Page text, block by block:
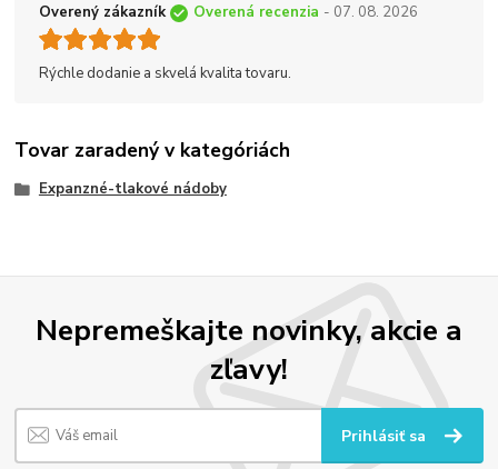
Overený zákazník Overená recenzia - 07. 08. 2026
Rýchle dodanie a skvelá kvalita tovaru.
Tovar zaradený v kategóriách
Expanzné-tlakové nádoby
Nepremeškajte novinky, akcie a
zľavy!
Prihlásiť sa